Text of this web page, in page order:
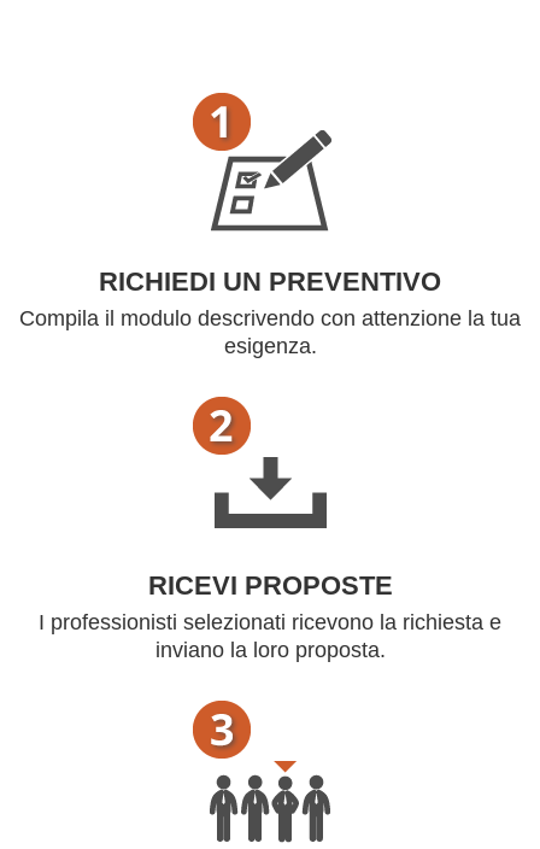
RICHIEDI UN PREVENTIVO
Compila il modulo descrivendo con attenzione la tua
esigenza.
RICEVI PROPOSTE
I professionisti selezionati ricevono la richiesta e
inviano la loro proposta.